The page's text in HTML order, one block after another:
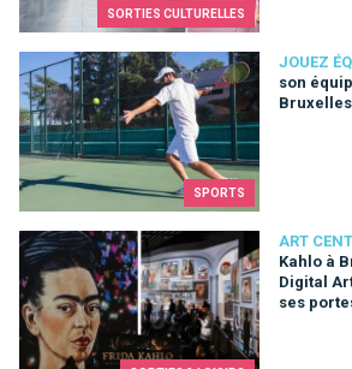
SORTIES CULTURELLES
SPORTS
JOUEZ
son
Où trouver son équipement de tennis
ART
Kahlo à
Digital
ses
Exposition Frida Kahlo à Bruxelles : le